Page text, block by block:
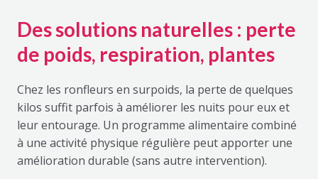
Des solutions naturelles : perte
de poids, respiration, plantes
Chez les ronfleurs en surpoids, la perte de quelques
kilos suffit parfois à améliorer les nuits pour eux et
leur entourage. Un programme alimentaire combiné
à une activité physique régulière peut apporter une
amélioration durable (sans autre intervention).